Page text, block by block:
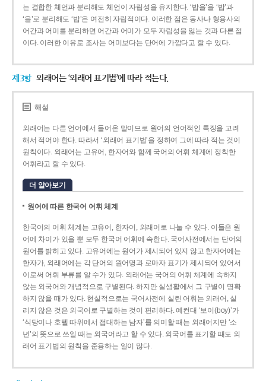
는 결합한 체언과 분리해도 체언이 자립성을 유지한다. ‘밥을’을 ‘밥’과
‘을’로 분리해도 ‘밥’은 여전히 자립적이다. 이러한 점은 동사나 형용사의
어간과 어미를 분리하면 어간과 어미가 모두 자립성을 잃는 것과 다른 점
이다. 이러한 이유로 조사는 어미보다는 단어에 가깝다고 할 수 있다.
제3항 외래어는 ‘외래어 표기법’에 따라 적는다.
해설
외래어는 다른 언어에서 들어온 말이므로 원어의 언어적인 특징을 고려
해서 적어야 한다. 따라서 ‘외래어 표기법’을 정하여 그에 따라 적는 것이
원칙이다. 외래어는 고유어, 한자어와 함께 국어의 어휘 체계에 정착한
어휘라고 할 수 있다.
더 알아보기
원어에 따른 한국어 어휘 체계
한국어의 어휘 체계는 고유어, 한자어, 외래어로 나눌 수 있다. 이들은 원
어에 차이가 있을 뿐 모두 한국어 어휘에 속한다. 국어사전에서는 단어의
원어를 밝히고 있다. 고유어에는 원어가 제시되어 있지 않고 한자어에는
한자가, 외래어에는 각 단어의 원어명과 로마자 표기가 제시되어 있어서
이로써 어휘 부류를 알 수가 있다. 외래어는 국어의 어휘 체계에 속하지
않는 외국어와 개념적으로 구별된다. 하지만 실생활에서 그 구별이 명확
하지 않을 때가 있다. 현실적으로는 국어사전에 실린 어휘는 외래어, 실
리지 않은 것은 외국어로 구별하는 것이 편리하다. 예컨대 ‘보이(boy)’가
‘식당이나 호텔 따위에서 접대하는 남자’를 의미할 때는 외래어지만 ‘소
년’의 뜻으로 쓰일 때는 외국어라고 할 수 있다. 외국어를 표기할 때도 외
래어 표기법의 원칙을 준용하는 일이 많다.